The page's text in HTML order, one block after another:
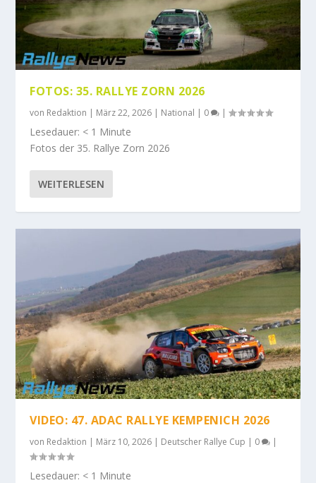
FOTOS: 35. RALLYE ZORN 2026
von Redaktion | März 22, 2026 | National | 0 |
Lesedauer: < 1 Minute
Fotos der 35. Rallye Zorn 2026
WEITERLESEN
VIDEO: 47. ADAC RALLYE KEMPENICH 2026
von Redaktion März 10, 2026 Deutscher Rallye Cup 0
Lesedauer: < 1 Minute